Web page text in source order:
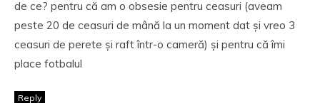
de ce? pentru că am o obsesie pentru ceasuri (aveam
peste 20 de ceasuri de mână la un moment dat și vreo 3
ceasuri de perete și raft într-o cameră) și pentru că îmi
place fotbalul
Reply